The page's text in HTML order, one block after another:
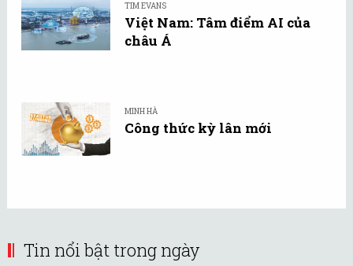
TIM EVANS
Việt Nam: Tâm điểm AI của
châu Á
MINH HÀ
Công thức kỳ lân mới
Tin nổi bật trong ngày